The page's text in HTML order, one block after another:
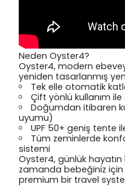
Neden Oyster4?
Oyster4, modern
yeniden tasarlanmış
Tek elle otomatik
Çift yönlü kullanım
Doğumdan itibaren
uyumu)
UPF 50+ geniş tente
Tüm zeminlerde
sistemi
Oyster4, günlük hayatın
zamanda bebeğiniz
premium bir travel